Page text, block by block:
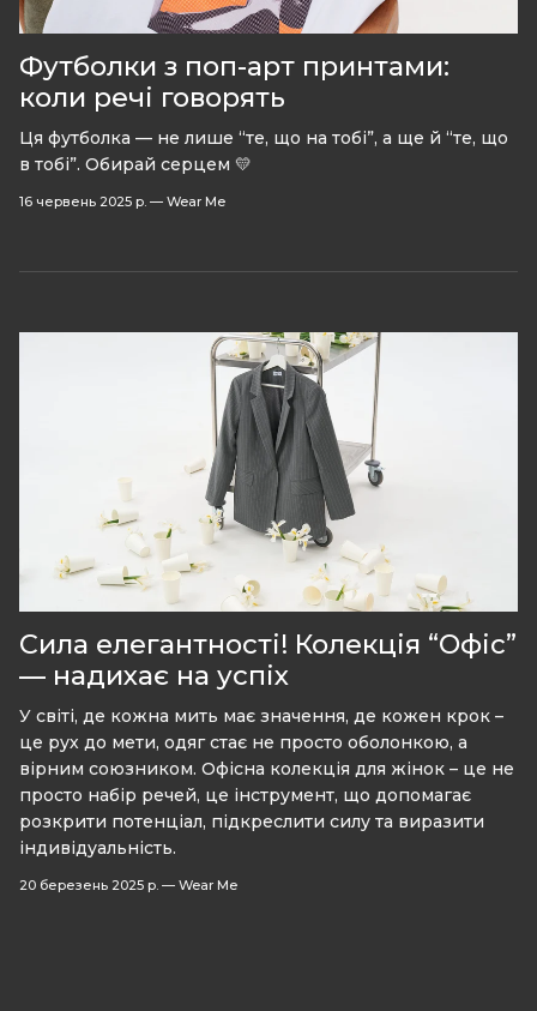
Футболки з поп-арт принтами:
коли речі говорять
Ця футболка — не лише “те, що на тобі”, а ще й “те, що
в тобі”. Обирай серцем 💛
16 червень 2025 р. — Wear Me
Сила елегантності! Колекція “Офіс”
— надихає на успіх
У світі, де кожна мить має значення, де кожен крок –
це рух до мети, одяг стає не просто оболонкою, а
вірним союзником. Офісна колекція для жінок – це не
просто набір речей, це інструмент, що допомагає
розкрити потенціал, підкреслити силу та виразити
індивідуальність.
20 березень 2025 р. — Wear Me